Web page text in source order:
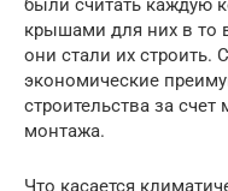
были считать каждую
крышами для них в то
они стали их строить.
экономические
строительства за
монтажа.